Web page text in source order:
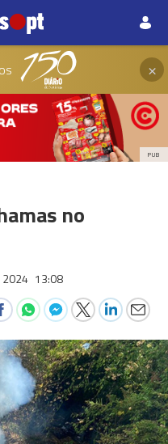
×
PUB
no
2024 13:08